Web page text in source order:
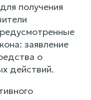
получения
заявление
о
действий.